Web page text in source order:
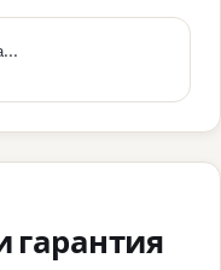
гарантия